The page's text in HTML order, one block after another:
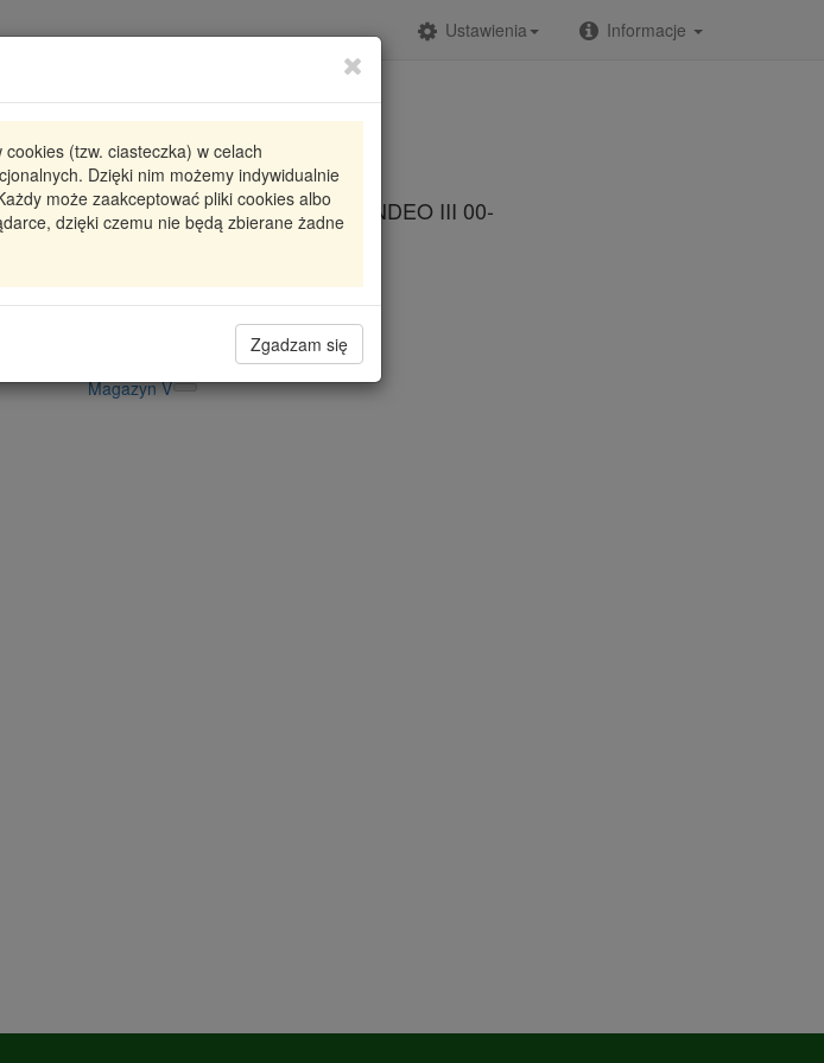
Informacje
Ustawienia
(tzw. ciasteczka) w celach
Dzięki nim możemy indywidualnie
może zaakceptować pliki cookies albo
dzięki czemu nie będą zbierane żadne
Zgadzam się
HAMULC. TYŁ PRAWY FORD MONDEO III 00-
Radzyń 0
Magazyn V